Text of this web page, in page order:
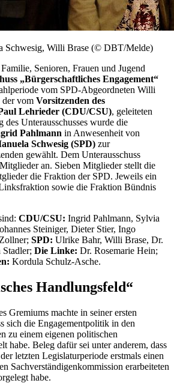
Schwesig, Willi Brase (© DBT/Melde)
Senioren, Frauen und Jugend
„Bürgerschaftliches Engagement“
vom SPD-Abgeordneten Willi
der vom Vorsitzenden des
Lehrieder (CDU/CSU), geleiteten
des Unterausschusses wurde die
Pahlmann in Anwesenheit von
Schwesig (SPD) zur
gewählt. Dem Unterausschuss
an. Sieben Mitglieder stellt die
die Fraktion der SPD. Jeweils ein
sowie die Fraktion Bündnis
CDU/CSU: Ingrid Pahlmann, Sylvia
Steiniger, Dieter Stier, Ingo
SPD: Ulrike Bahr, Willi Brase, Dr.
Die Linke: Dr. Rosemarie Hein;
Kordula Schulz-Asche.
Handlungsfeld“
Gremiums machte in seiner ersten
sich die Engagementpolitik in den
zu einem eigenen politischen
habe. Beleg dafür sei unter anderem, dass
letzten Legislaturperiode erstmals einen
Sachverständigenkommission erarbeiteten
habe.